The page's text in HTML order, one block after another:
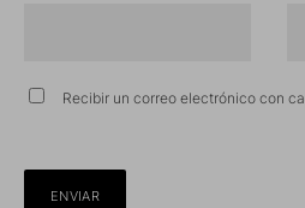
Recibir un correo electrónico con